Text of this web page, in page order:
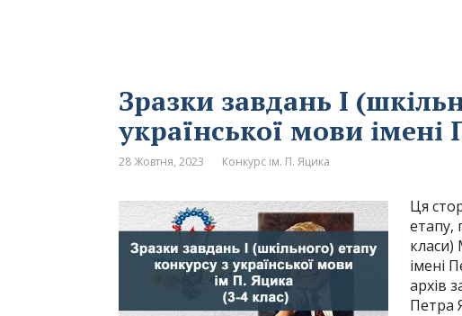
Зразки завдань І
української мови
28 Жовтня, 2023 Конкурс ім. П. Яцика
Ця
етапу,
класи)
імені
архів
Петра